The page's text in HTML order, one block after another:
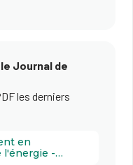
Journal de
les derniers
en
l'énergie -